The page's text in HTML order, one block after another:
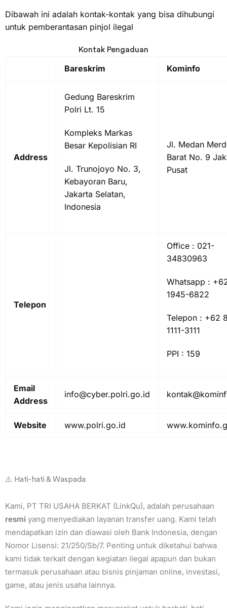
Dibawah ini adalah kontak-kontak yang bisa dihubungi
untuk pemberantasan pinjol ilegal
Kontak Pengaduan
Bareskrim Kominfo
Address
Gedung Bareskrim
Polri Lt. 15
Kompleks Markas
Besar Kepolisian RI
Jl. Trunojoyo No. 3,
Kebayoran Baru,
Jakarta Selatan,
Indonesia
Jl. Medan
Barat No. 9
Pusat
Telepon
Office : 021-
34830963
Whatsapp :
1945-6822
Telepon : +62
1111-3111
PPI : 159
Email
Address
info@cyber.polri.go.id
Website www.polri.go.id
⚠️ Hati-hati & Waspada
Kami, PT TRI USAHA BERKAT (LinkQu), adalah perusahaan
resmi yang menyediakan layanan transfer uang. Kami telah
mendapatkan izin dan diawasi oleh Bank Indonesia, dengan
Nomor Lisensi: 21/250/Sb/7. Penting untuk diketahui bahwa
kami tidak terkait dengan kegiatan ilegal apapun dan bukan
termasuk perusahaan atau bisnis pinjaman online, investasi,
game, atau jenis usaha lainnya.